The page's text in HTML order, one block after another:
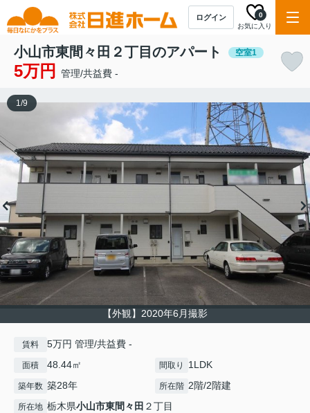
ログイン
お気に入り
0
小山市東間々田２丁目のアパート 空室1
5万円 管理/共益費 -
【外観】2020年6月撮影
1/9
賃料 5万円 管理/共益費 -
面積 48.44㎡ 間取り 1LDK
築年数 築28年 所在階 2階/2階建
所在地 栃木県小山市東間々田 ２丁目